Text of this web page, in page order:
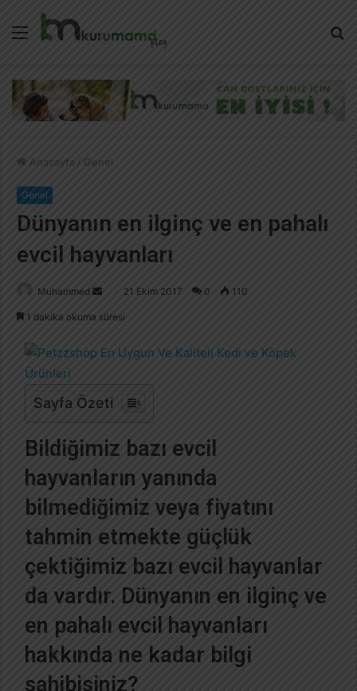
Menü
Anasayfa / Genel
Genel
Dünyanın en ilginç ve en pahalı
evcil hayvanları
Muhammed
e
p
o
s
g
ö
n
d
m
e
k
21 Ekim 2017 0 110
1 dakika okuma süresi
Sayfa Özeti
Bildiğimiz bazı evcil
hayvanların yanında
bilmediğimiz veya fiyatını
tahmin etmekte güçlük
çektiğimiz bazı evcil hayvanlar
da vardır. Dünyanın en ilginç ve
en pahalı evcil hayvanları
hakkında ne kadar bilgi
sahibisiniz?